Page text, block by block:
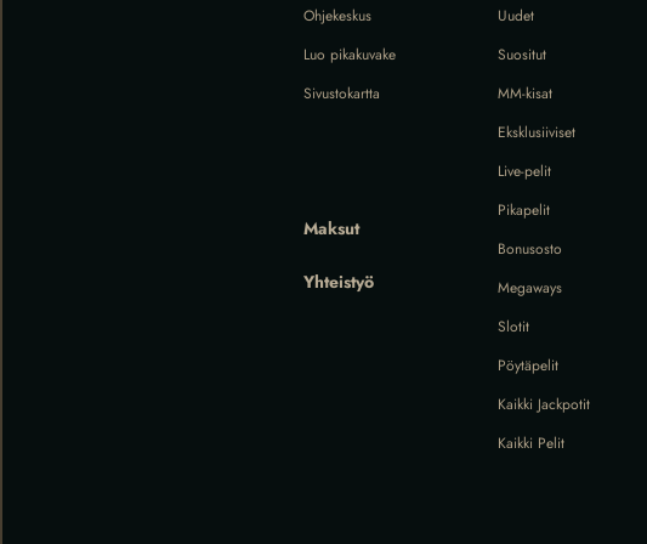
Ohjekeskus
Luo pikakuvake
Sivustokartta
Uudet
Suositut
MM-kisat
Eksklusiiviset
Live-pelit
Pikapelit
Bonusosto
Megaways
Slotit
Pöytäpelit
Kaikki Jackpotit
Kaikki Pelit
Maksut
Yhteistyö